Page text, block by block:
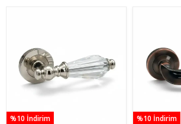
%10 İndirim %10 İndirim